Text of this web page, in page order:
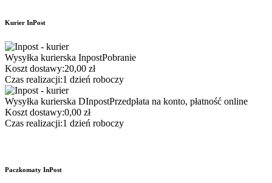
Kurier InPost
Wysyłka kurierska InpostPobranie
Koszt dostawy:20,00 zł
Czas realizacji:1 dzień roboczy
Wysyłka kurierska DInpostPrzedpłata na konto, płatność online
Koszt dostawy:0,00 zł
Czas realizacji:1 dzień roboczy
Paczkomaty InPost